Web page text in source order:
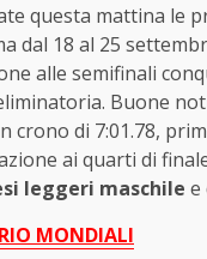
questa mattina le
dal 18 al 25
alle semifinali
Buone
crono di 7:01.78,
ai quarti di
leggeri maschile e
MONDIALI